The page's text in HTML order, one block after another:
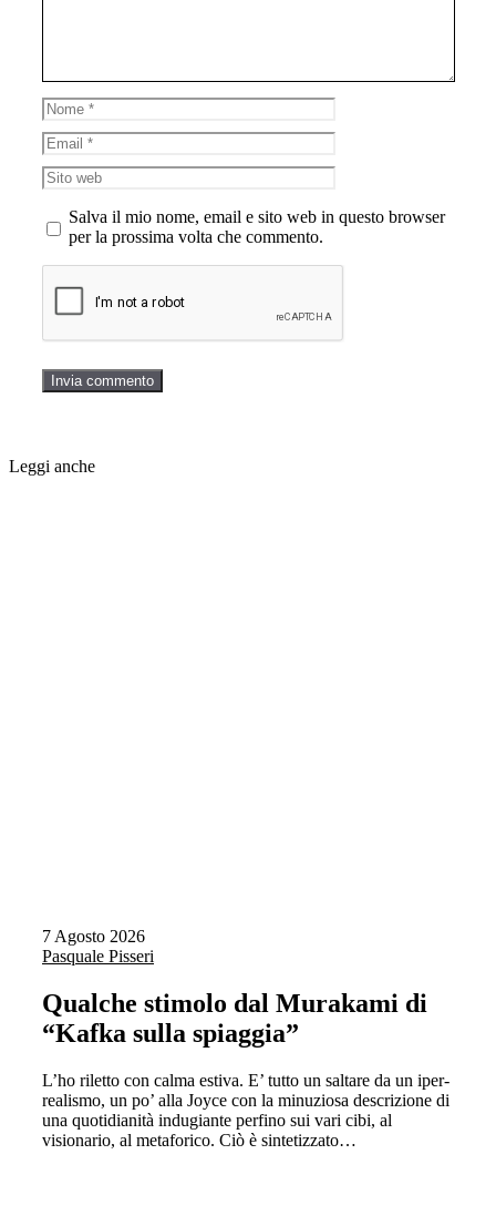
Nome
Email
Sito
web
Salva il mio nome, email e sito web in questo browser
per la prossima volta che commento.
Leggi anche
7 Agosto 2026
Pasquale Pisseri
Qualche stimolo dal Murakami di
“Kafka sulla spiaggia”
L’ho riletto con calma estiva. E’ tutto un saltare da un iper-
realismo, un po’ alla Joyce con la minuziosa descrizione di
una quotidianità indugiante perfino sui vari cibi, al
visionario, al metaforico. Ciò è sintetizzato…